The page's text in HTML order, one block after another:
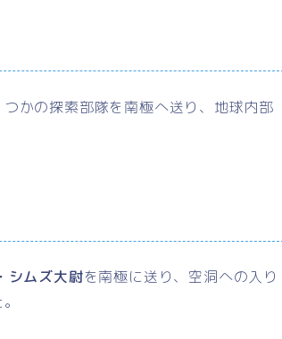
かの探索部隊を南極へ送り、地球内部
シムズ大尉を南極に送り、空洞への入り